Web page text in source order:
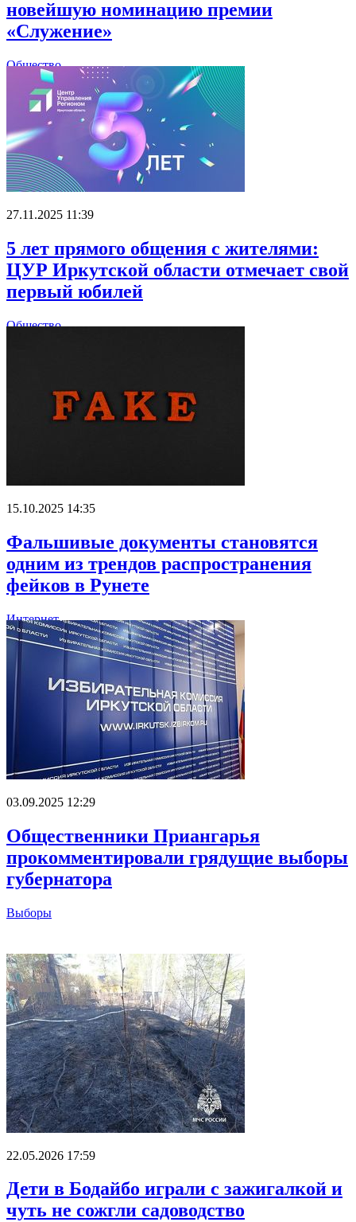
новейшую номинацию премии
«Служение»
Общество
27.11.2025 11:39
5 лет прямого общения с жителями:
ЦУР Иркутской области отмечает свой
первый юбилей
Общество
15.10.2025 14:35
Фальшивые документы становятся
одним из трендов распространения
фейков в Рунете
Интернет
03.09.2025 12:29
Общественники Приангарья
прокомментировали грядущие выборы
губернатора
Выборы
22.05.2026 17:59
Дети в Бодайбо играли с зажигалкой и
чуть не сожгли садоводство